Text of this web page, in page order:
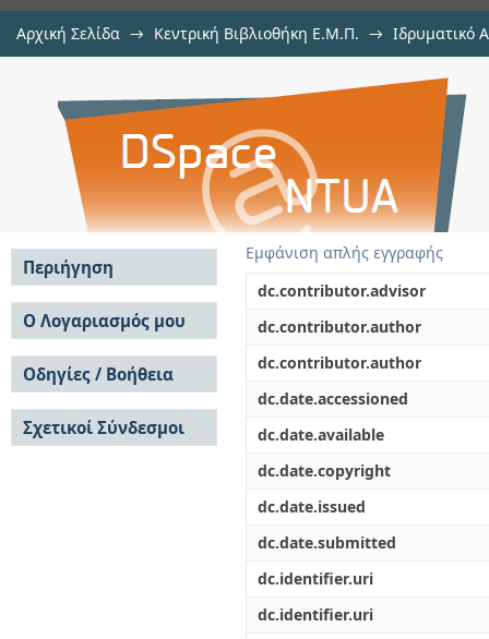
Αρχική Σελίδα → Κεντρική Βιβλιοθήκη Ε.Μ.Π. → Ιδρυματικό
Ανάλυση ακτινοβολίας
παράλληλων πλακών με
Εμφάνιση απλής εγγραφής
dc.contributor.advisor
dc.contributor.author
dc.contributor.author
dc.date.accessioned
dc.date.available
dc.date.copyright
dc.date.issued
dc.date.submitted
dc.identifier.uri
dc.identifier.uri
Περιήγηση
Σε όλο το DSpace
Κοινότητες & Συλλογές
Ανά Ημερομηνία
Έκδοσης
Συγγραφείς
Τίτλοι
Θέματα
Ο Λογαριασμός μου
Σύνδεση
Εγγραφή
Οδηγίες / Βοήθεια
Οδηγίες Υποβολής
Οδηγίες Χρήσης ΙΑ
Συχνές Ερωτήσεις
Σχετικοί Σύνδεσμοι